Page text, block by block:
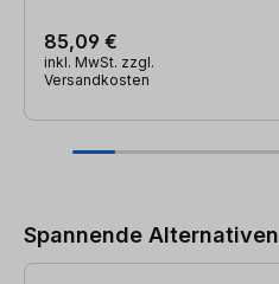
85,09 €
inkl. MwSt. zzgl.
Versandkosten
Spannende Alternativen